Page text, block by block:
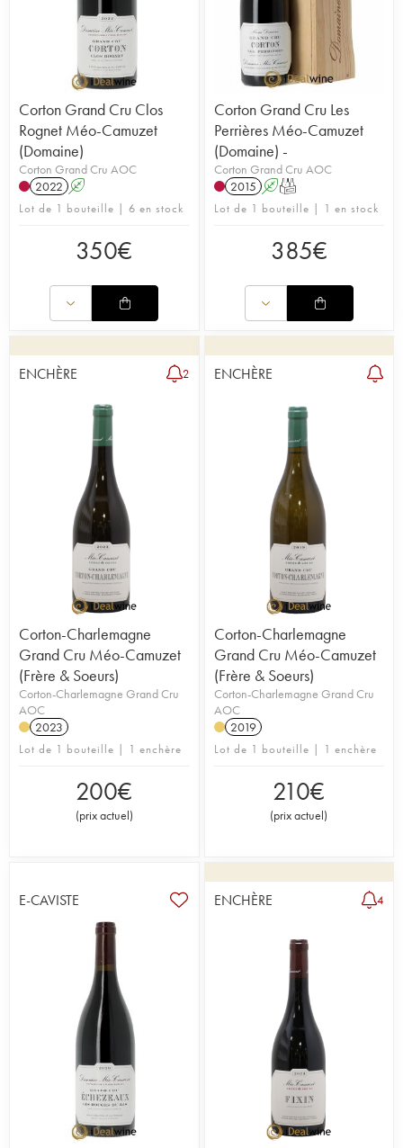
Corton Grand Cru Clos
Rognet Méo-Camuzet
(Domaine)
Corton Grand Cru AOC
2022 A
Lot de 1 bouteille | 6 en stock
350€
Corton Grand Cru Les
Perrières Méo-Camuzet
(Domaine) -
Corton Grand Cru AOC
2015 AT
Lot de 1 bouteille | 1 en stock
385€
ENCHÈRE 2
Corton-Charlemagne
Grand Cru Méo-Camuzet
(Frère & Soeurs)
Corton-Charlemagne Grand Cru
AOC
2023
Lot de 1 bouteille | 1 enchère
200€
(prix actuel)
ENCHÈRE
Corton-Charlemagne
Grand Cru Méo-Camuzet
(Frère & Soeurs)
Corton-Charlemagne Grand Cru
AOC
2019
Lot de 1 bouteille | 1 enchère
210€
(prix actuel)
E-CAVISTE ENCHÈRE 4